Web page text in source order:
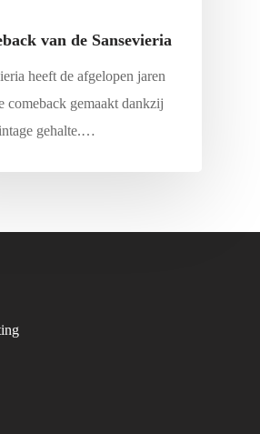
van de Sansevieria
heeft de afgelopen jaren
comeback gemaakt dankzij
gehalte.…
Menu
Diensten